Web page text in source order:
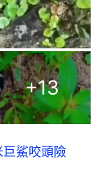
+13
鯊咬頭險